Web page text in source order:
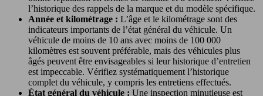
l’historique des rappels de la marque et du modèle spécifique.
Année et kilométrage : L’âge et le kilométrage sont des
indicateurs importants de l’état général du véhicule. Un
véhicule de moins de 10 ans avec moins de 100 000
kilomètres est souvent préférable, mais des véhicules plus
âgés peuvent être envisageables si leur historique d’entretien
est impeccable. Vérifiez systématiquement l’historique
complet du véhicule, y compris les entretiens effectués.
État général du véhicule : Une inspection minutieuse est